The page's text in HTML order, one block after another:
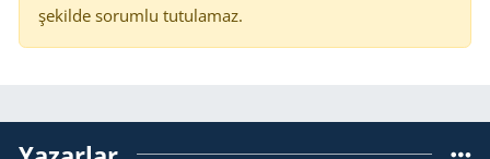
şekilde sorumlu tutulamaz.